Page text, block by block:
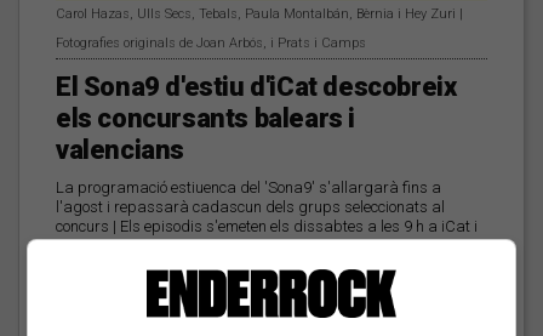
Carol Hazas, Ulls Secs, Tebals, Paula Montalbán, Bèrnia i Hey Zuri |
Fotografies originals de Joan Arbós, i Prats i Camps
El Sona9 d'estiu d'iCat descobreix
els concursants balears i
valencians
La programació estiuenca del 'Sona9' s'allargarà fins a
l'agost i repassarà cadascun dels grups seleccionats al
concurs | Els episodis s'emeten els dissabtes a les 9 h a iCat i
a les 18 h a Catalunya Ràdio
Tot a punt per la Plaça